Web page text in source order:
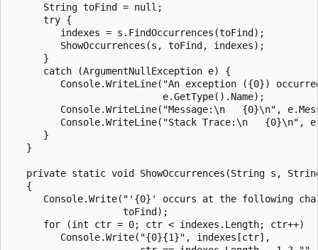
      String toFind = null;
      try {
         indexes = s.FindOccurrences(toFind);
         ShowOccurrences(s, toFind, indexes);
      }
      catch (ArgumentNullException e) {
Console.WriteLine("An exception ({0})
                           e.GetType().Name);
Console.WriteLine("Message:\n   {0}\n",
Console.WriteLine("Stack Trace:\n   {0}\n",
      }
   }
private static void ShowOccurrences(String s,
   {
Console.Write("'{0}' occurs at the following
                    toFind);
      for (int ctr = 0; ctr < indexes.Length; ctr++)
         Console.Write("{0}{1}", indexes[ctr],